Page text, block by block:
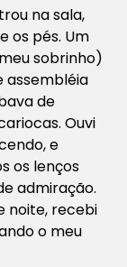
na sala,
os pés. Um
sobrinho)
assembléia
de
Ouvi
e
os lenços
admiração.
noite, recebi
o meu